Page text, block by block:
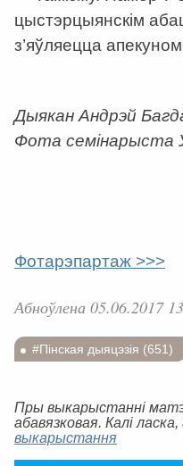
цыстэрцыянскім
з’яўляецца
Дыякан Андрэй
Фота семінарыста
Фотарэпартаж >>>
Абноўлена 05.06.2017
#Пінская дыяцэзія (651)
Пры выкарыстанні
абавязковая. Калі
выкарыстання